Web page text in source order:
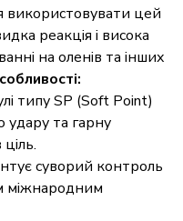
цей
реакція і висока
на оленів та інших
типу SP (Soft Point)
удару та гарну
суворий контроль
міжнародним